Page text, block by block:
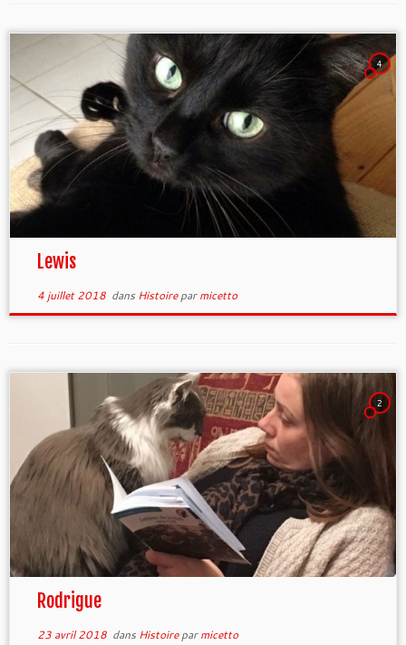
4
Lewis
4 juillet 2018dans Histoireparmicetto
2
Rodrigue
23 avril 2018dans Histoireparmicetto